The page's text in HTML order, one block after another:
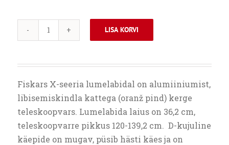
FISKARS
SERIES
LISA KORVI
Fiskars X-seeria lumelabidal on alumiiniumist,
libisemiskindla kattega (oranž pind) kerge
teleskoopvars. Lumelabida laius on 36,2 cm,
teleskoopvarre pikkus 120-139,2 cm. D-kujuline
käepide on mugav, püsib hästi käes ja on